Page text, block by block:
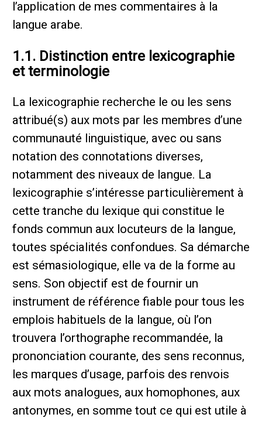
l’application de mes commentaires à la
langue arabe.
1.1. Distinction entre lexicographie
et terminologie
La lexicographie recherche le ou les sens
attribué(s) aux mots par les membres d’une
communauté linguistique, avec ou sans
notation des connotations diverses,
notamment des niveaux de langue. La
lexicographie s’intéresse particulièrement à
cette tranche du lexique qui constitue le
fonds commun aux locuteurs de la langue,
toutes spécialités confondues. Sa démarche
est sémasiologique, elle va de la forme au
sens. Son objectif est de fournir un
instrument de référence fiable pour tous les
emplois habituels de la langue, où l’on
trouvera l’orthographe recommandée, la
prononciation courante, des sens reconnus,
les marques d’usage, parfois des renvois
aux mots analogues, aux homophones, aux
antonymes, en somme tout ce qui est utile à